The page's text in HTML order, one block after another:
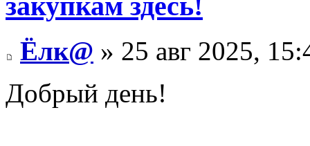
Ёлк@ » 25 авг 2025,
Добрый день!